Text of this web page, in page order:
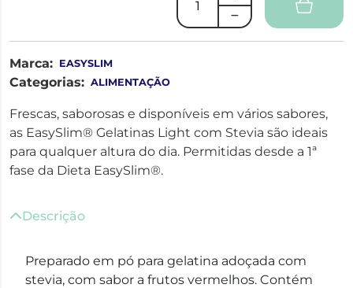
Marca: EASYSLIM
Categorias: ALIMENTAÇÃO
Frescas, saborosas e disponíveis em vários sabores,
as EasySlim® Gelatinas Light com Stevia são ideais
para qualquer altura do dia. Permitidas desde a 1ª
fase da Dieta EasySlim®.
Descrição
Preparado em pó para gelatina adoçada com
stevia, com sabor a frutos vermelhos. Contém